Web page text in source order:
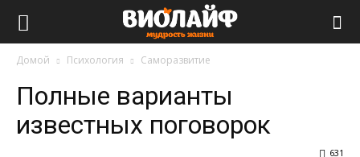
Домой Психология Саморазвитие
Полные варианты
известных поговорок
631